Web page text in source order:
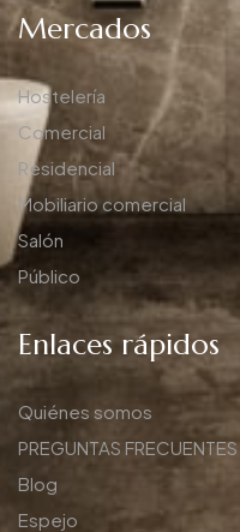
Mercados
Hostelería
Comercial
Residencial
Mobiliario comercial
Salón
Público
Enlaces rápidos
Quiénes somos
PREGUNTAS FRECUENTES
Blog
Espejo